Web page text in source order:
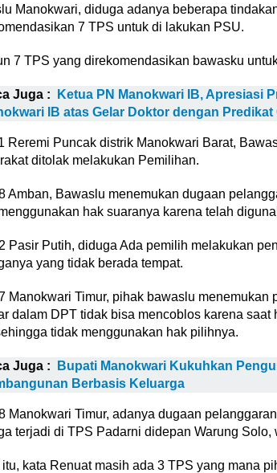
Manokwari, diduga adanya beberapa
7 TPS untuk di lakukan PSU.
7 TPS yang direkomendasikan bawasku
Juga :
Ketua PN Manokwari IB, Apresiasi
IB atas Gelar Doktor dengan
Reremi Puncak distrik Manokwari Barat,
ditolak melakukan Pemilihan.
Amban, Bawaslu menemukan dugaan
hak suaranya karena telah
Pasir Putih, diduga Ada pemilih melakukan
yang tidak berada tempat.
Manokwari Timur, pihak bawaslu
dalam DPT tidak bisa mencoblos karena
tidak menggunakan hak pilihnya.
Juga :
Bupati Manokwari Kukuhkan
Berbasis Keluarga
Manokwari Timur, adanya dugaan
terjadi di TPS Padarni didepan Warung
kata Renuat masih ada 3 TPS yang mana